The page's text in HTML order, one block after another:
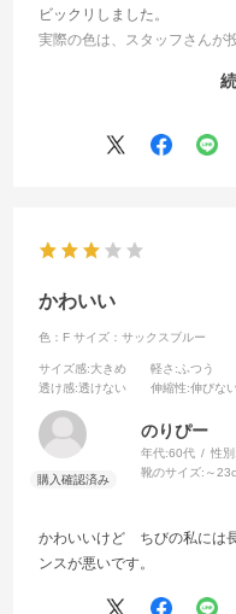
ビックリしました。
実際の色は、スタッフさんが
もっと黄色っぽい茶色を想像
かわいい
色：F サイズ：サックスブルー
サイズ感:大きめ 軽さ :ふつう
透け感:透けない 伸縮性:伸びない
のりぴー
年代:60代 性
靴のサイズ: ～
かわいいけど ちびの私には
ンスが悪いです。